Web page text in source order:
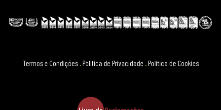
Termos e Condições .Política de Privacidade .Política de Cookies